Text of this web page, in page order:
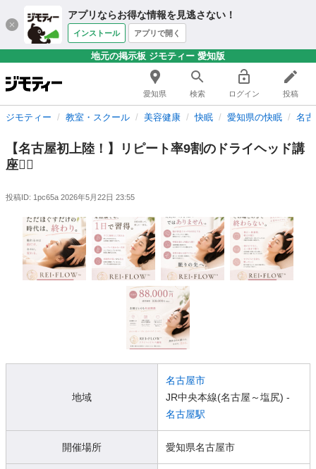
アプリならお得な情報を見逃さない！
インストール アプリで開く
地元の掲示板 ジモティー 愛知版
愛知県 検索 ログイン 投稿
ジモティー 教室・スクール 美容健康 快眠 愛知県の快眠 名
【名古屋初上陸！】リピート率9割のドライヘッド講
座❤️‍🔥
投稿ID: 1pc65a 2026年5月22日 23:55
地域
名古屋市
JR中央本線(名古屋～塩尻) -
名古屋駅
開催場所 愛知県名古屋市